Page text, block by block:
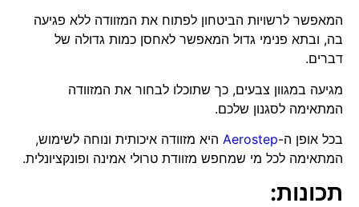
המאפשר לרשויות הביטחון לפתוח את המזוודה ללא פגיעה
בה, ובתא פנימי גדול המאפשר לאחסן כמות גדולה של
דברים.
מגיעה במגוון צבעים, כך שתוכלו לבחור את המזוודה
המתאימה לסגנון שלכם.
בכל אופן ה-Aerostep היא מזוודה איכותית ונוחה לשימוש,
המתאימה לכל מי שמחפש מזוודת טרולי אמינה ופונקציונלית.
תכונות: